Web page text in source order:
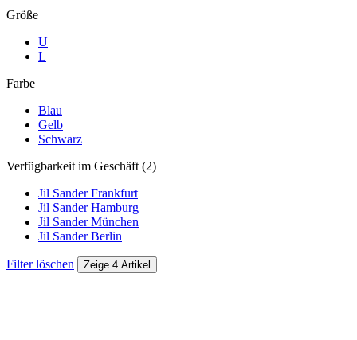
Größe
U
L
Farbe
Blau
Gelb
Schwarz
Verfügbarkeit im Geschäft (2)
Jil Sander Frankfurt
Jil Sander Hamburg
Jil Sander München
Jil Sander Berlin
Filter löschen Zeige 4 Artikel